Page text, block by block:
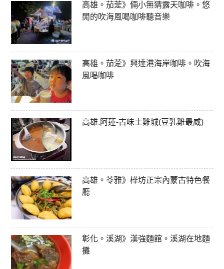
高雄。茄萣》倆小無猜露天咖啡。悠
閒的吹海風喝咖啡聽音樂
高雄。茄萣》興達港海岸咖啡。吹海
風喝咖啡
高雄.阿蓮-古味土雞城(豆乳雞最威)
高雄。苓雅》樺坊正宗內蒙古特色餐
廳
彰化。溪湖》漢強麵館。溪湖在地麵
攤